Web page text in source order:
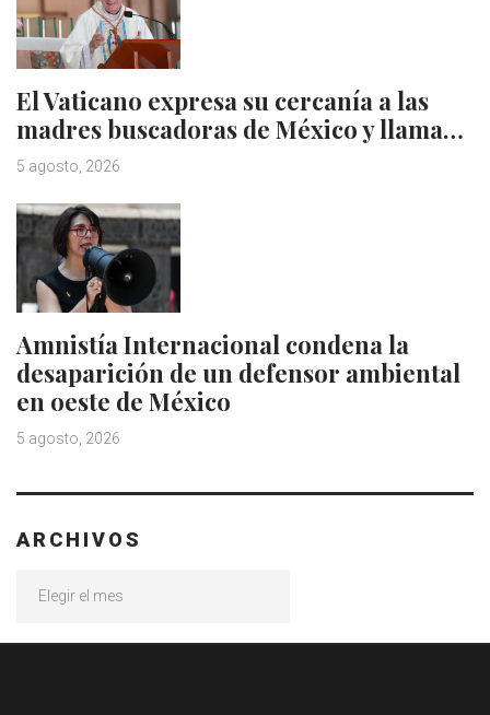
El Vaticano expresa su cercanía a las
madres buscadoras de México y llama…
5 agosto, 2026
Amnistía Internacional condena la
desaparición de un defensor ambiental
en oeste de México
5 agosto, 2026
ARCHIVOS